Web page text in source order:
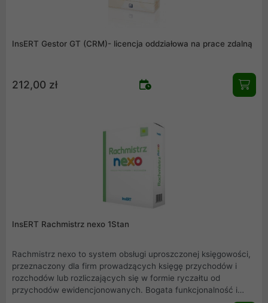
InsERT Gestor GT (CRM)- licencja oddziałowa na prace zdalną
212,00 zł
InsERT Rachmistrz nexo 1Stan
Rachmistrz nexo to system obsługi uproszczonej księgowości,
przeznaczony dla firm prowadzących księgę przychodów i
rozchodów lub rozliczających się w formie ryczałtu od
przychodów ewidencjonowanych. Bogata funkcjonalność i